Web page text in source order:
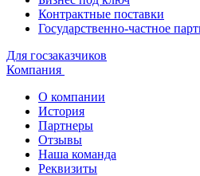
Контрактные поставки
Государственно-частное
Для госзаказчиков
Компания
О компании
История
Партнеры
Отзывы
Наша команда
Реквизиты